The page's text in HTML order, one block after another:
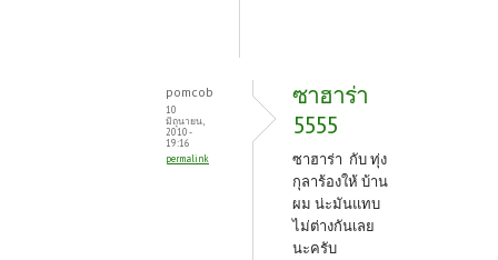
pomcob
10
มิถุนายน,
2010 -
19:16
permalink
ซาฮาร่า
5555
ซาฮาร่า กับ ทุ่ง
กุลาร้องให้ บ้าน
ผม น่ะมันแทบ
ไม่ต่างกันเลย
นะครับ